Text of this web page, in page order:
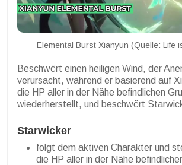
Elemental Burst Xianyun (Quelle: Life
Beschwört einen heiligen Wind, der
verursacht, während er basierend auf
die HP aller in der Nähe befindlichen
wiederherstellt, und beschwört
Starwicker
folgt dem aktiven Charakter und
die HP aller in der Nähe